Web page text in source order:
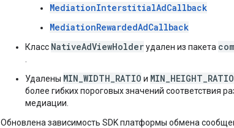
MediationInterstitialAdCallback
MediationRewardedAdCallback
Класс NativeAdViewHolderудален из пакета
Удалены MIN_WIDTH_RATIO и MIN_HEIGHT_RATIO
более гибких пороговых значений соответствия
медиации.
Обновлена ​​зависимость SDK платформы обмена